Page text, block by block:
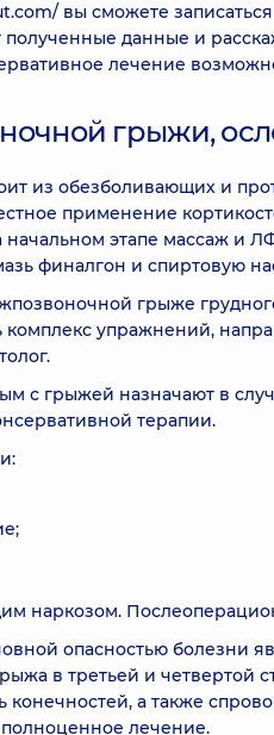
вы сможете
данные и
лечение
грыжи,
из обезболивающих и
применение
этапе массаж и
финалгон и спиртовую
грыже
комплекс упражнений,
с грыжей назначают в
терапии.
наркозом.
опасностью болезни
в третьей и четвертой
а также
лечение.